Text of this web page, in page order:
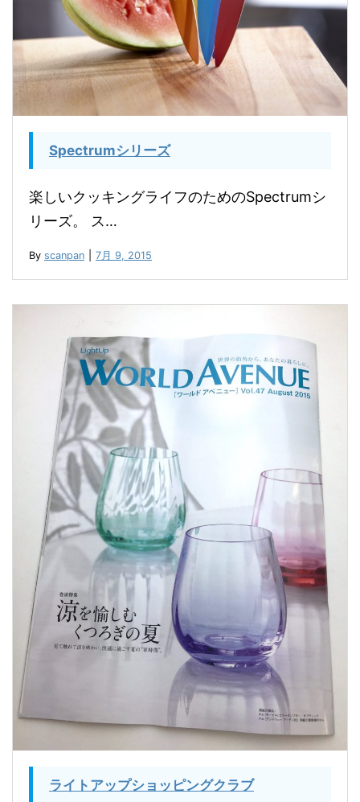
Spectrumシリーズ
楽しいクッキングライフのためのSpectrumシ
リーズ。 ス…
By scanpan 7月 9, 2015
ライトアップショッピングクラブ